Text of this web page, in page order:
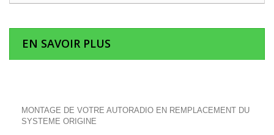
EN SAVOIR PLUS
MONTAGE DE VOTRE AUTORADIO EN REMPLACEMENT DU
SYSTEME ORIGINE